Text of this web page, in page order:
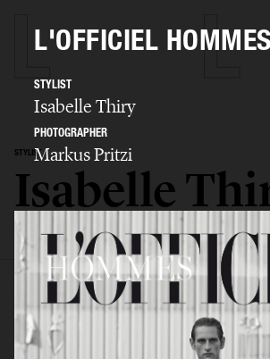
STYLIST
Isabelle
SELECTED WORK EDITORIAL ADVERTISING
L'OFFICIEL HOMMES
STYLIST
Isabelle Thiry
PHOTOGRAPHER
Markus Pritzi